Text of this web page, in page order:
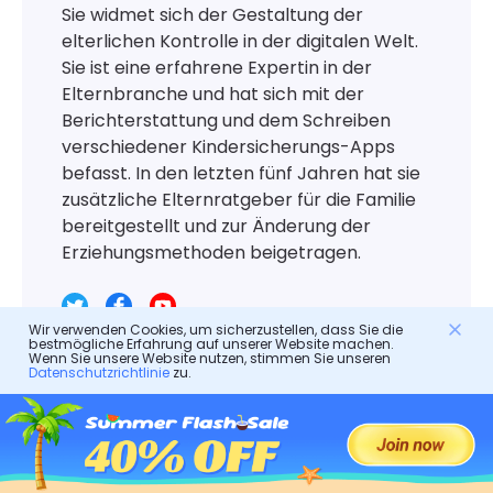
Sie widmet sich der Gestaltung der
elterlichen Kontrolle in der digitalen Welt.
Sie ist eine erfahrene Expertin in der
Elternbranche und hat sich mit der
Berichterstattung und dem Schreiben
verschiedener Kindersicherungs-Apps
befasst. In den letzten fünf Jahren hat sie
zusätzliche Elternratgeber für die Familie
bereitgestellt und zur Änderung der
Erziehungsmethoden beigetragen.
Hinterlasse eine Antwort
Wir verwenden Cookies, um sicherzustellen, dass Sie die
bestmögliche Erfahrung auf unserer Website machen.
Wenn Sie unsere Website nutzen, stimmen Sie unseren
Datenschutzrichtliniezu.